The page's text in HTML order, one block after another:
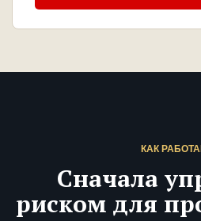
КАК
Сначала
риском для